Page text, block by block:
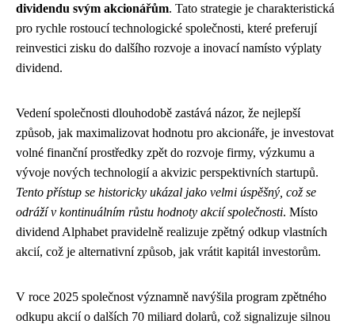
dividendu svým akcionářům. Tato strategie je charakteristická
pro rychle rostoucí technologické společnosti, které preferují
reinvestici zisku do dalšího rozvoje a inovací namísto výplaty
dividend.
Vedení společnosti dlouhodobě zastává názor, že nejlepší
způsob, jak maximalizovat hodnotu pro akcionáře, je investovat
volné finanční prostředky zpět do rozvoje firmy, výzkumu a
vývoje nových technologií a akvizic perspektivních startupů.
Tento přístup se historicky ukázal jako velmi úspěšný, což se
odráží v kontinuálním růstu hodnoty akcií společnosti. Místo
dividend Alphabet pravidelně realizuje zpětný odkup vlastních
akcií, což je alternativní způsob, jak vrátit kapitál investorům.
V roce 2025 společnost významně navýšila program zpětného
odkupu akcií o dalších 70 miliard dolarů, což signalizuje silnou